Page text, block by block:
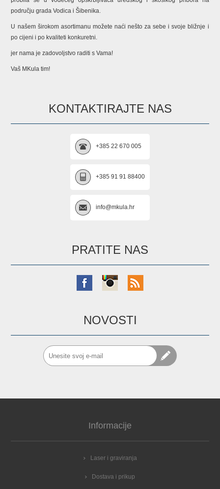
području grada Vodica i Šibenika.
U našem širokom asortimanu možete naći nešto za sebe i svoje bližnje i
po cijeni i po kvaliteti konkuretni.
jer nama je zadovoljstvo raditi s Vama!
Vaš MKula tim!
KONTAKTIRAJTE NAS
+385 22 670 005
+385 91 91 88400
info@mkula.hr
PRATITE NAS
NOVOSTI
Informacije
Laser i graviranja
Dostava i prikup